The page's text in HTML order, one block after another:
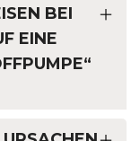
BEI
EINE